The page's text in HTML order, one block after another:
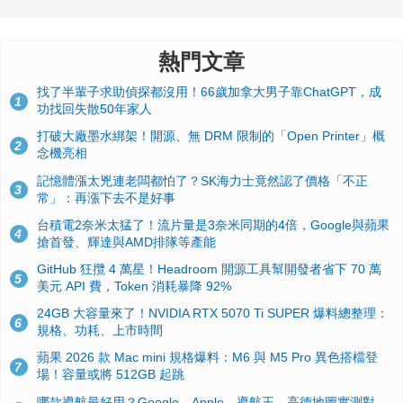
熱門文章
1
找了半輩子求助偵探都沒用！66歲加拿大男子靠ChatGPT，成
功找回失散50年家人
2
打破大廠墨水綁架！開源、無 DRM 限制的「Open Printer」概
念機亮相
3
記憶體漲太兇連老闆都怕了？SK海力士竟然認了價格「不正
常」：再漲下去不是好事
4
台積電2奈米太猛了！流片量是3奈米同期的4倍，Google與蘋果
搶首發、輝達與AMD排隊等產能
5
GitHub 狂攬 4 萬星！Headroom 開源工具幫開發者省下 70 萬
美元 API 費，Token 消耗暴降 92%
6
24GB 大容量來了！NVIDIA RTX 5070 Ti SUPER 爆料總整理：
規格、功耗、上市時間
7
蘋果 2026 款 Mac mini 規格爆料：M6 與 M5 Pro 異色搭檔登
場！容量或將 512GB 起跳